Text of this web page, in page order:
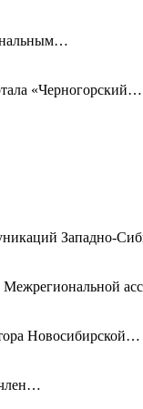
«Черногорский…
Западно-
Межрегиональной
Новосибирской…
член…